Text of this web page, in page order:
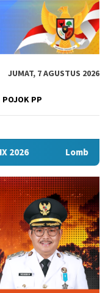
JUMAT, 7 AGUSTUS 2026
POJOK PP
Mini Soccer